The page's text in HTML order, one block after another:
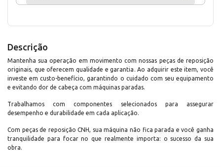
Descrição
Mantenha sua operação em movimento com nossas peças de reposição
originais, que oferecem qualidade e garantia. Ao adquirir este item, você
investe em custo-benefício, garantindo o cuidado com seu equipamento
e evitando dor de cabeça com máquinas paradas.
Trabalhamos com componentes selecionados para assegurar
desempenho e durabilidade em cada aplicação.
Com peças de reposição CNH, sua máquina não fica parada e você ganha
tranquilidade para focar no que realmente importa: o sucesso da sua
obra.